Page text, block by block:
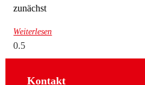
zunächst
Weiterlesen
Kontakt